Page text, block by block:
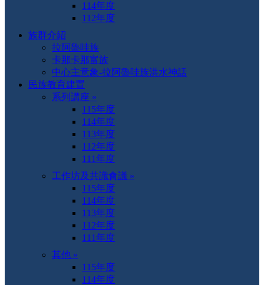
114年度
112年度
族群介紹
拉阿魯哇族
卡那卡那富族
中心主意象-拉阿魯哇族洪水神話
民族教育建置
系列講座 »
115年度
114年度
113年度
112年度
111年度
工作坊及共識會議 »
115年度
114年度
113年度
112年度
111年度
其他 »
115年度
114年度